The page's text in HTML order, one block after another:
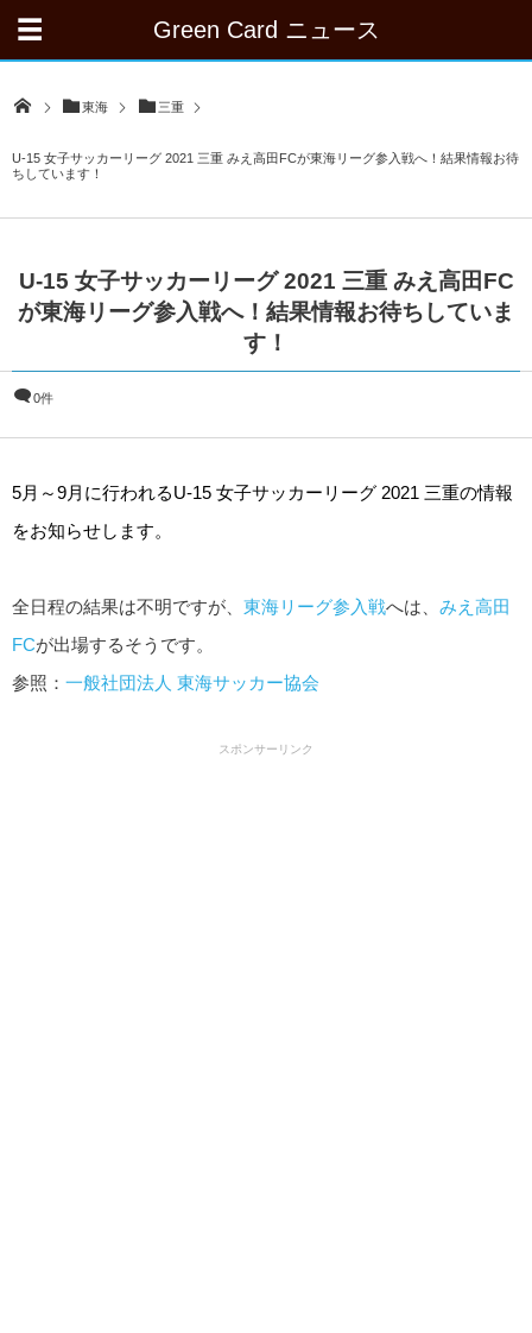
Green Card ニュース
東海 三重
U-15 女子サッカーリーグ 2021 三重 みえ高田FCが東海リーグ参入戦へ！結果情報お待
ちしています！
U-15 女子サッカーリーグ 2021 三重 みえ高田FC
が東海リーグ参入戦へ！結果情報お待ちしていま
す！
0件
5月～9月に行われるU-15 女子サッカーリーグ 2021 三重の情報
をお知らせします。
全日程の結果は不明ですが、 東海リーグ参入戦へは、 みえ高田
FCが出場するそうです。
参照： 一般社団法人 東海サッカー協会
スポンサーリンク